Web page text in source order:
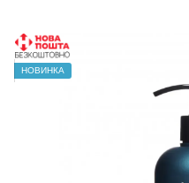
НОВИНКА